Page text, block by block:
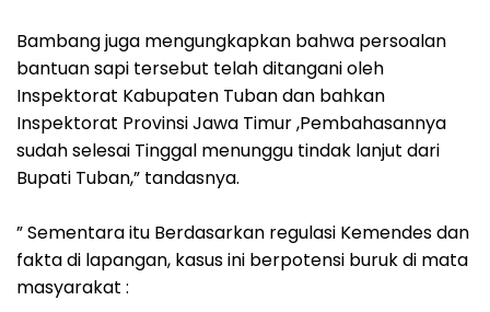
‎Bambang juga mengungkapkan bahwa persoalan
bantuan sapi tersebut telah ditangani oleh
Inspektorat Kabupaten Tuban dan bahkan
Inspektorat Provinsi Jawa Timur ,Pembahasannya
sudah selesai Tinggal menunggu tindak lanjut dari
Bupati Tuban,” tandasnya.
‎” Sementara itu Berdasarkan regulasi Kemendes dan
fakta di lapangan, kasus ini berpotensi buruk di mata
masyarakat :